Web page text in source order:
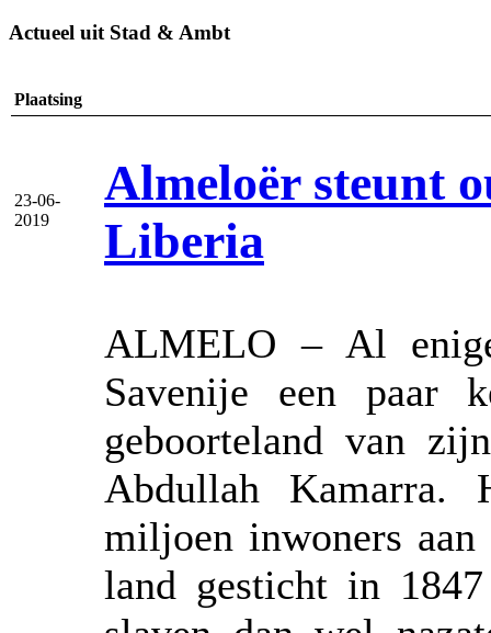
Actueel uit Stad & Ambt
Plaatsing
23-06-
2019
Almeloër steunt
Liberia
ALMELO – Al
Savenije een paar
geboorteland van
Abdullah
miljoen inwoners
land gesticht in 1847